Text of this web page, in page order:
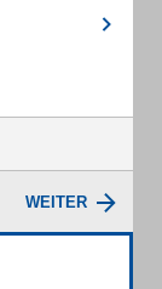
WEITER